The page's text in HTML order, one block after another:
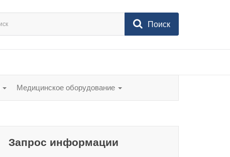
Поиск
Медицинское оборудование
Запрос информации